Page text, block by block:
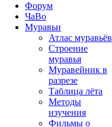
Форум
ЧаВо
Муравьи
Атлас муравьёв
Строение
муравья
Муравейник в
разрезе
Таблица лёта
Методы
изучения
Фильмы о